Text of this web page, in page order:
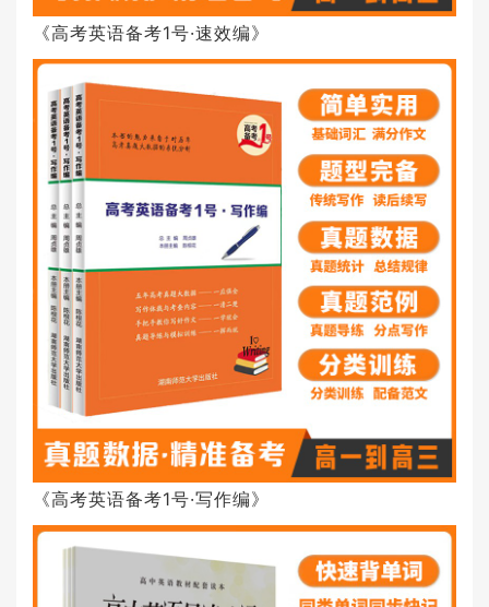
《高考英语备考1号·速效编》
《高考英语备考1号·写作编》